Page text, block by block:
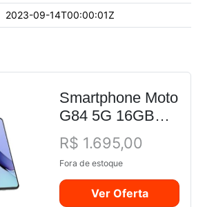
2023-09-14T00:00:01Z
Smartphone Moto
G84 5G 16GB
RAM Boost*
256GB Azul -
Vegan Leather
R$ 1.695,00
Fora de estoque
Ver Oferta